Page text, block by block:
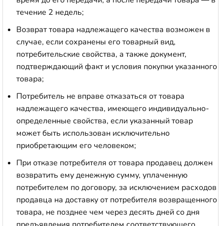
течение 2 недель;
Возврат товара надлежащего качества возможен в
случае, если сохранены его товарный вид,
потребительские свойства, а также документ,
подтверждающий факт и условия покупки указанного
товара;
Потребитель не вправе отказаться от товара
надлежащего качества, имеющего индивидуально-
определенные свойства, если указанный товар
может быть использован исключительно
приобретающим его человеком;
При отказе потребителя от товара продавец должен
возвратить ему денежную сумму, уплаченную
потребителем по договору, за исключением расходов
продавца на доставку от потребителя возвращенного
товара, не позднее чем через десять дней со дня